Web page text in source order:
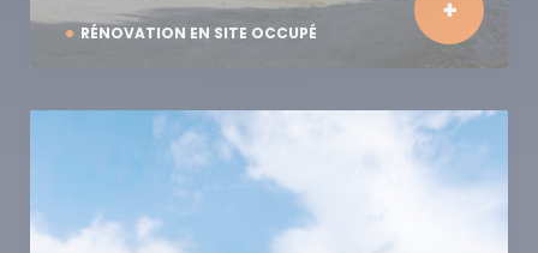
RÉNOVATION EN SITE OCCUPÉ